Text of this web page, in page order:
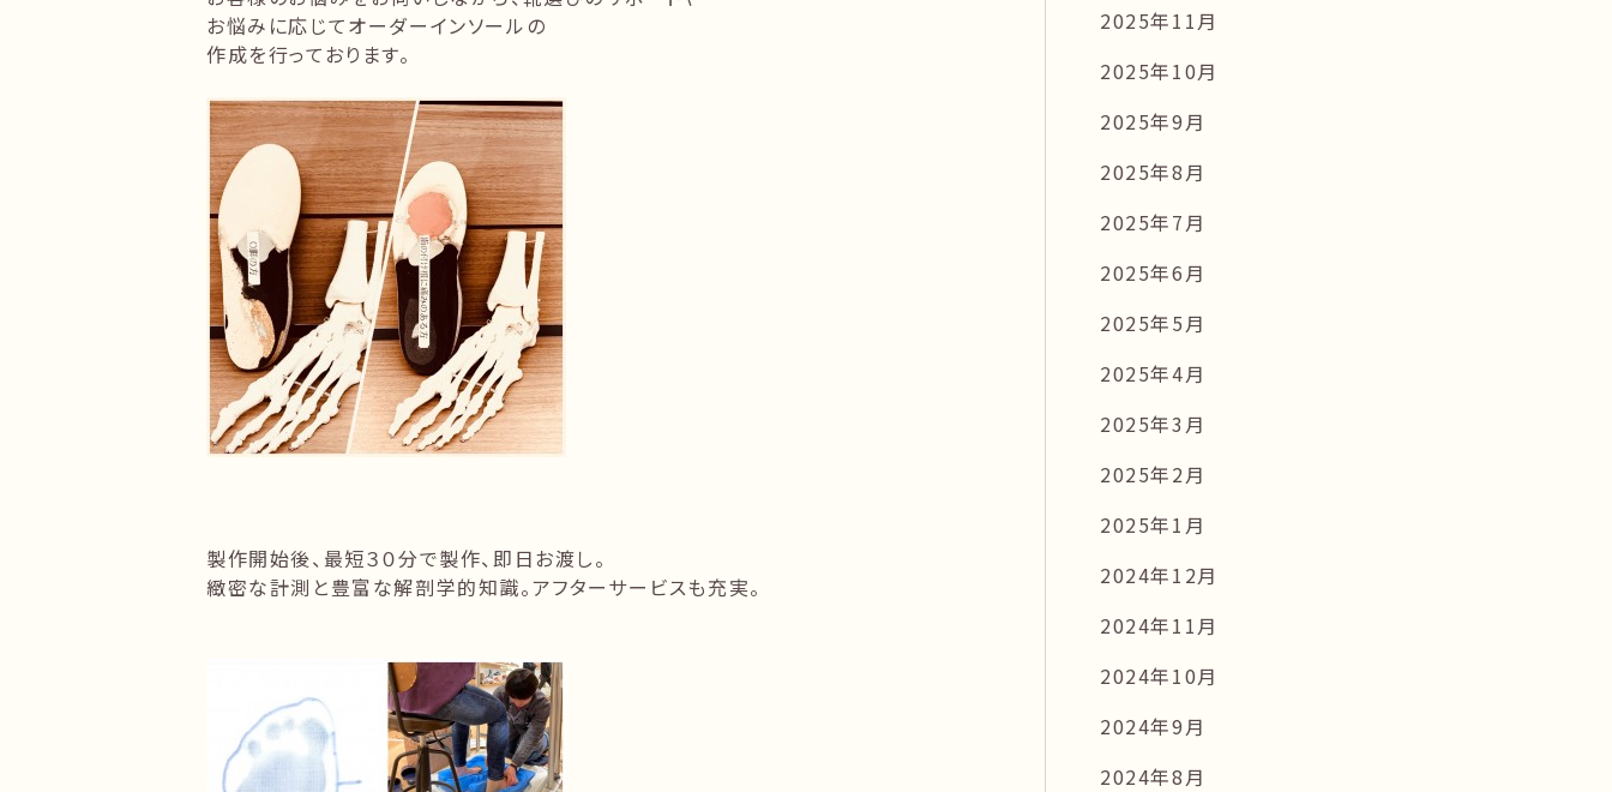
お悩みに応じてオーダーインソールの
作成を行っております。
製作開始後、最短３０分で製作、即日お渡し。
緻密な計測と豊富な解剖学的知識。アフターサービスも充実。
2025年11月
2025年10月
2025年9月
2025年8月
2025年7月
2025年6月
2025年5月
2025年4月
2025年3月
2025年2月
2025年1月
2024年12月
2024年11月
2024年10月
2024年9月
2024年8月